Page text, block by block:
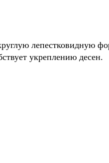
лепестковидную
укреплению десен.